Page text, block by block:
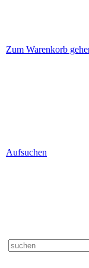
Zum Warenkorb
Aufsuchen